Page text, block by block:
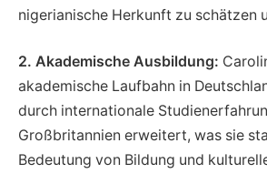
nigerianische Herkunft zu schätzen
2. Akademische Ausbildung:
akademische Laufbahn in
durch internationale
Großbritannien erweitert, was sie
Bedeutung von Bildung und